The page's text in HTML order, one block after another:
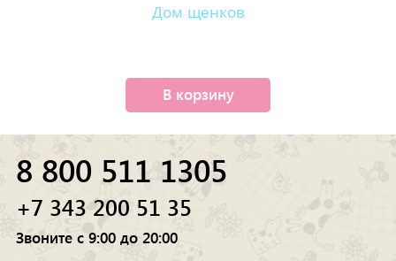
Дом щенков
В корзину
8 800 511 1305
+7 343 200 51 35
Звоните с 9:00 до 20:00